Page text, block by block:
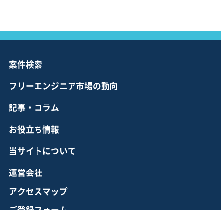
案件検索
フリーエンジニア市場の動向
記事・コラム
お役立ち情報
当サイトについて
運営会社
アクセスマップ